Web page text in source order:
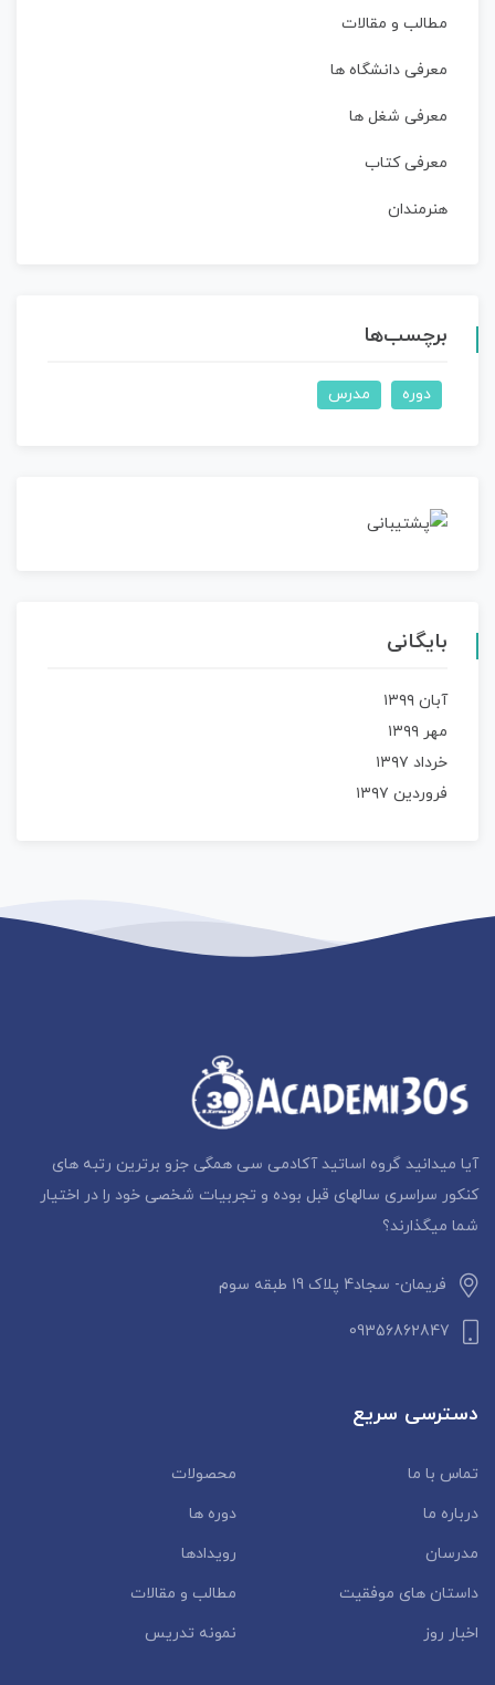
مطالب و مقالات
معرفی دانشگاه ها
معرفی شغل ها
معرفی کتاب
هنرمندان
برچسب‌ها
دوره مدرس
بایگانی
آبان ۱۳۹۹
مهر ۱۳۹۹
خرداد ۱۳۹۷
فروردین ۱۳۹۷
آیا میدانید گروه اساتید آکادمی سی همگی جزو برترین رتبه های
کنکور سراسری سالهای قبل بوده و تجربیات شخصی خود را در اختیار
شما میگذارند؟
فریمان- سجاد4 پلاک 19 طبقه سوم
09356862847
دسترسی سریع
تماس با ما
محصولات
درباره ما
دوره ها
مدرسان
رویدادها
داستان‌ های موفقیت
مطالب و مقالات
اخبار روز
نمونه تدریس